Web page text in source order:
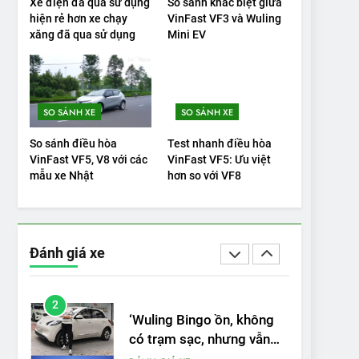
hiện rẻ hơn xe chạy
xăng đã qua sử dụng
VinFast VF3 và Wuling
Mini EV
SO SÁNH XE
So sánh điều hòa
VinFast VF5, V8 với các
mẫu xe Nhật
SO SÁNH XE
Test nhanh điều hòa
VinFast VF5: Ưu việt
hơn so với VF8
Đánh giá xe
VinFast VF9 có gì để cạnh
tranh với các xe xăng
cùng tầm giá?
20
Đánh giá: Người đam mê
xe điện Hyundai Ioniq 5 N
2025 cho thấy đáng để
chờ đợi
ĐÁNH GIÁ XE
1
2025: Green Car Reports
nêu tên 5 người vào
chung kết – Mỹ
2
bán được nếu biết cách’
ĐÁNH GIÁ XE
3